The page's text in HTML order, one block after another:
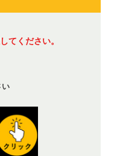
てください。
い